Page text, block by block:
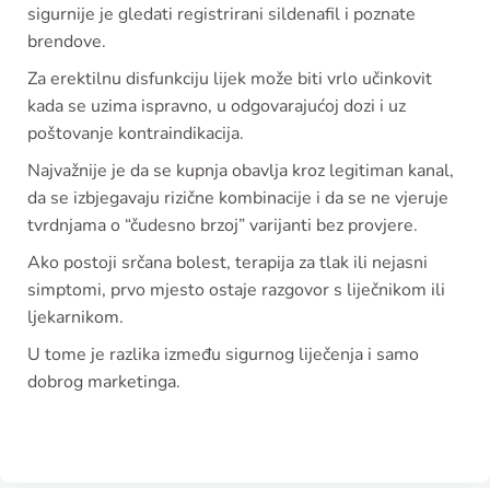
sigurnije je gledati registrirani sildenafil i poznate
brendove.
Za erektilnu disfunkciju lijek može biti vrlo učinkovit
kada se uzima ispravno, u odgovarajućoj dozi i uz
poštovanje kontraindikacija.
Najvažnije je da se kupnja obavlja kroz legitiman kanal,
da se izbjegavaju rizične kombinacije i da se ne vjeruje
tvrdnjama o “čudesno brzoj” varijanti bez provjere.
Ako postoji srčana bolest, terapija za tlak ili nejasni
simptomi, prvo mjesto ostaje razgovor s liječnikom ili
ljekarnikom.
U tome je razlika između sigurnog liječenja i samo
dobrog marketinga.